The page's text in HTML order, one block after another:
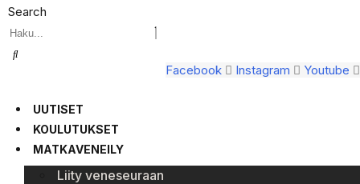
Search
Facebook Instagram Youtube
UUTISET
KOULUTUKSET
MATKAVENEILY
Liity veneseuraan